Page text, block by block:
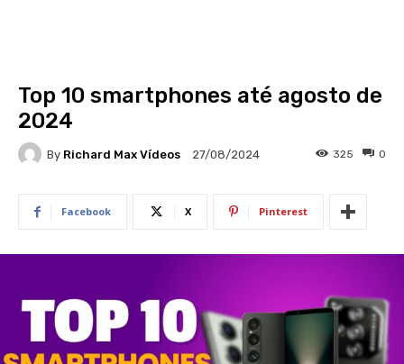
Top 10 smartphones até agosto de
2024
By Richard Max Vídeos 27/08/2024 0
325
Facebook X Pinterest